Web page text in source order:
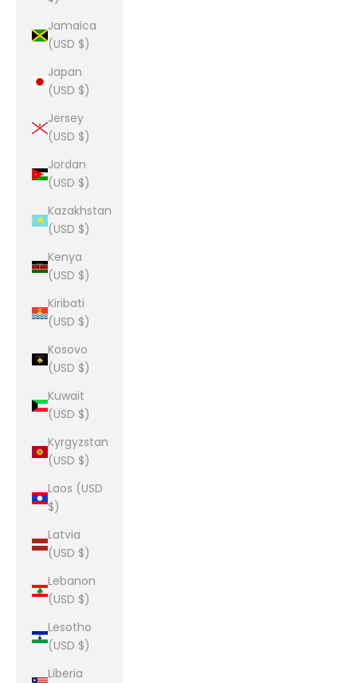
Jamaica
(USD $)
Japan
(USD $)
Jersey
(USD $)
Jordan
(USD $)
Kazakhstan
(USD $)
Kenya
(USD $)
Kiribati
(USD $)
Kosovo
(USD $)
Kuwait
(USD $)
Kyrgyzstan
(USD $)
Laos (USD
$)
Latvia
(USD $)
Lebanon
(USD $)
Lesotho
(USD $)
Liberia